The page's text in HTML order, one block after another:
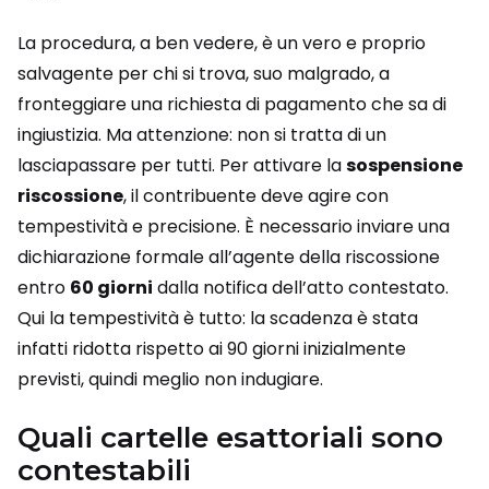
La procedura, a ben vedere, è un vero e proprio
salvagente per chi si trova, suo malgrado, a
fronteggiare una richiesta di pagamento che sa di
ingiustizia. Ma attenzione: non si tratta di un
lasciapassare per tutti. Per attivare lasospensione
riscossione, il contribuente deve agire con
tempestività e precisione. È necessario inviare una
dichiarazione formale all’agente della riscossione
entro 60 giorni dalla notifica dell’atto contestato.
Qui la tempestività è tutto: la scadenza è stata
infatti ridotta rispetto ai 90 giorni inizialmente
previsti, quindi meglio non indugiare.
Quali cartelle esattoriali sono
contestabili